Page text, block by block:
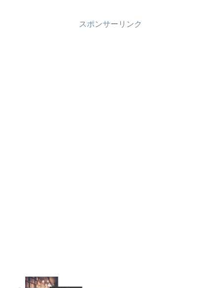
ジゴーというセルフレジでした…
リ腰が治った後でも、たまにはネ
スポンサーリンク